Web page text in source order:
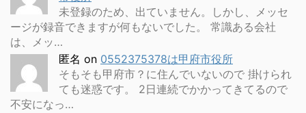
未登録のため、出ていません。しかし、メッセ
ージが録音できますが何もないでした。 常識ある会社
は、メッ…
匿名 on 0552375378は甲府市役所
そもそも甲府市？に住んでいないので 掛けられ
ても迷惑です。 2日連続でかかってきてるので
不安になっ…